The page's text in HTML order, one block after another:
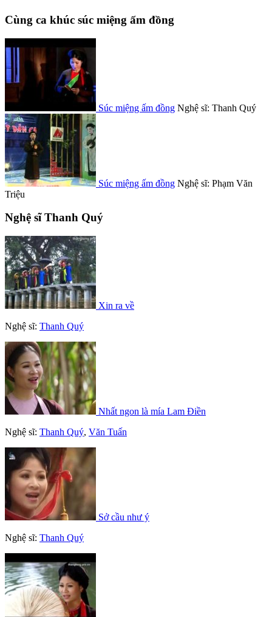
Cùng ca khúc súc miệng ấm đồng
Súc miệng ấm đồng Nghệ sĩ: Thanh Quý
Súc miệng ấm đồng Nghệ sĩ: Phạm Văn
Triệu
Nghệ sĩ Thanh Quý
Xin ra về
Nghệ sĩ: Thanh Quý
Nhất ngon là mía Lam Điền
Nghệ sĩ: Thanh Quý, Văn Tuấn
Sở cầu như ý
Nghệ sĩ: Thanh Quý